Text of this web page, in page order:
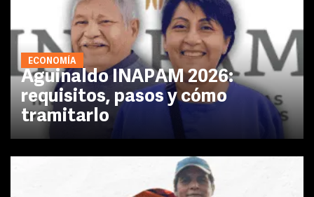
ECONOMÍA
Aguinaldo INAPAM 2026:
requisitos, pasos y cómo
tramitarlo